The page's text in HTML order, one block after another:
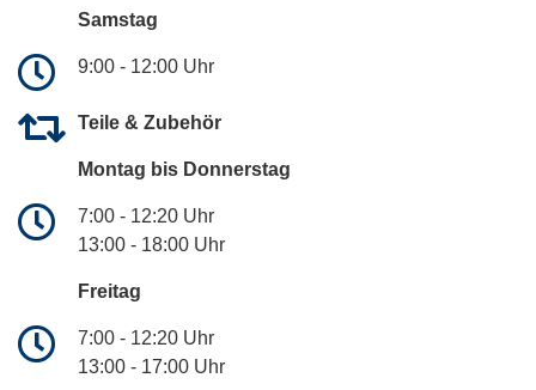
Samstag
9:00 - 12:00 Uhr
Teile & Zubehör
Montag bis Donnerstag
7:00 - 12:20 Uhr
13:00 - 18:00 Uhr
Freitag
7:00 - 12:20 Uhr
13:00 - 17:00 Uhr